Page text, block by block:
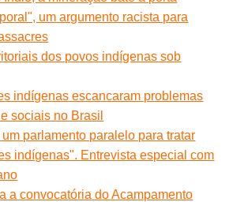
um argumento racista para
dos povos indígenas sob
indígenas escancaram problemas
sociais no Brasil
um parlamento paralelo para tratar
indígenas". Entrevista especial com
a convocatória do Acampamento